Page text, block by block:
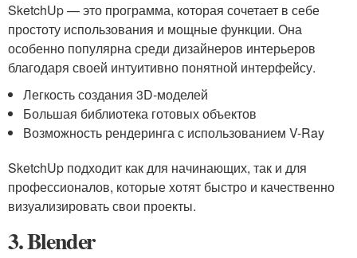
SketchUp — это программа, которая сочетает в себе
простоту использования и мощные функции. Она
особенно популярна среди дизайнеров интерьеров
благодаря своей интуитивно понятной интерфейсу.
Легкость создания 3D-моделей
Большая библиотека готовых объектов
Возможность рендеринга с использованием V-Ray
SketchUp подходит как для начинающих, так и для
профессионалов, которые хотят быстро и качественно
визуализировать свои проекты.
3. Blender